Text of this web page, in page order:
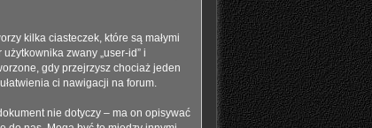
kilka ciasteczek, które są małymi
zwany „user-id” i
gdy przejrzysz chociaż jeden
ci nawigacji na forum.
nie dotyczy – ma on opisywać